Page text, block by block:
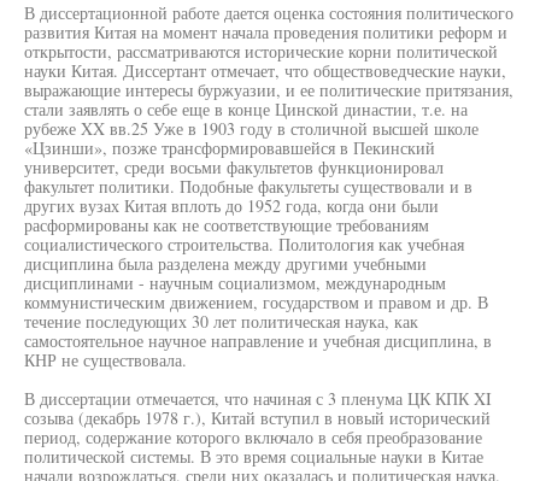
В диссертационной работе дается оценка состояния политического
развития Китая на момент начала проведения политики реформ и
открытости, рассматриваются исторические корни политической
науки Китая. Диссертант отмечает, что обществоведческие науки,
выражающие интересы буржуазии, и ее политические притязания,
стали заявлять о себе еще в конце Цинской династии, т.е. на
рубеже XX вв.25 Уже в 1903 году в столичной высшей школе
«Цзинши», позже трансформировавшейся в Пекинский
университет, среди восьми факультетов функционировал
факультет политики. Подобные факультеты существовали и в
других вузах Китая вплоть до 1952 года, когда они были
расформированы как не соответствующие требованиям
социалистического строительства. Политология как учебная
дисциплина была разделена между другими учебными
дисциплинами - научным социализмом, международным
коммунистическим движением, государством и правом и др. В
течение последующих 30 лет политическая наука, как
самостоятельное научное направление и учебная дисциплина, в
КНР не существовала.
В диссертации отмечается, что начиная с 3 пленума ЦК КПК XI
созыва (декабрь 1978 г.), Китай вступил в новый исторический
период, содержание которого включало в себя преобразование
политической системы. В это время социальные науки в Китае
начали возрождаться, среди них оказалась и политическая наука.